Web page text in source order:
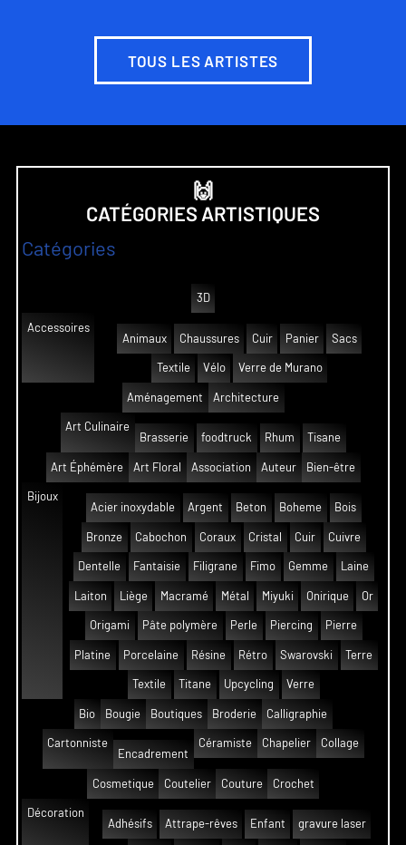
TOUS LES ARTISTES
🙌
CATÉGORIES ARTISTIQUES
Catégories
3D
Accessoires
Animaux
Chaussures Cuir Panier Sacs
Textile Vélo Verre de Murano
Aménagement Architecture
Art Culinaire
Brasserie
foodtruck Rhum Tisane
Art Éphémère Art Floral Association Auteur Bien-être
Bijoux
Acier inoxydable
Argent Beton Boheme Bois
Bronze Cabochon Coraux Cristal Cuir Cuivre
Dentelle Fantaisie Filigrane Fimo Gemme Laine
Laiton Liège Macramé Métal Miyuki Onirique Or
Origami Pâte polymère Perle Piercing Pierre
Platine Porcelaine Résine Rétro Swarovski Terre
Textile Titane Upcycling Verre
Bio Bougie Boutiques Broderie Calligraphie
Cartonniste
Encadrement
Céramiste Chapelier Collage
Cosmetique Coutelier Couture Crochet
Décoration
Adhésifs
Attrape-rêves Enfant gravure laser